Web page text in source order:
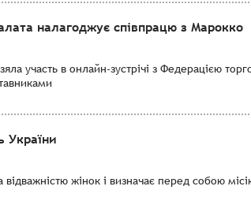
налагоджує співпрацю з Марокко
участь в онлайн-зустрічі з Федерацією
України
жінок і визначає перед собою